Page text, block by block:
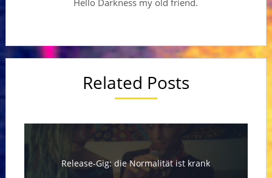
Hello Darkness my old friend.
Related Posts
Release-Gig: die Normalität ist krank